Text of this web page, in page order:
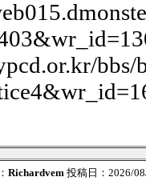
bbs/
Richardvem 投稿日：2026/